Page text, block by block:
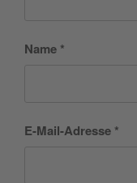
Name *
E-Mail-Adresse *